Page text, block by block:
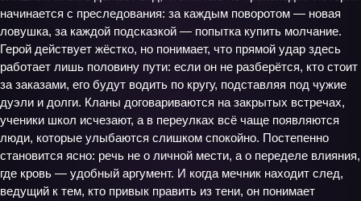
начинается с преследования: за каждым поворотом — новая
ловушка, за каждой подсказкой — попытка купить молчание.
Герой действует жёстко, но понимает, что прямой удар здесь
работает лишь половину пути: если он не разберётся, кто стоит
за заказами, его будут водить по кругу, подставляя под чужие
дуэли и долги. Кланы договариваются на закрытых встречах,
ученики школ исчезают, а в переулках всё чаще появляются
люди, которые улыбаются слишком спокойно. Постепенно
становится ясно: речь не о личной мести, а о переделе влияния,
где кровь — удобный аргумент. И когда мечник находит след,
ведущий к тем, кто привык править из тени, он понимает